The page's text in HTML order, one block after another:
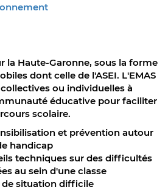
la Haute-Garonne, sous la forme
dont celle de l'ASEI. L'EMAS
ou individuelles à
éducative pour faciliter
scolaire.
et prévention autour
handicap
techniques sur des difficultés
au sein d'une classe
de situation difficile